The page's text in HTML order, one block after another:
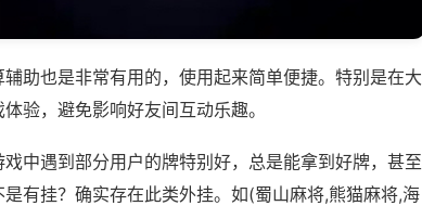
助也是非常有用的，使用起来简单便捷。特别是在大
验，避免影响好友间互动乐趣。
中遇到部分用户的牌特别好，总是能拿到好牌，甚至
有挂？确实存在此类外挂。如(蜀山麻将,熊猫麻将,海